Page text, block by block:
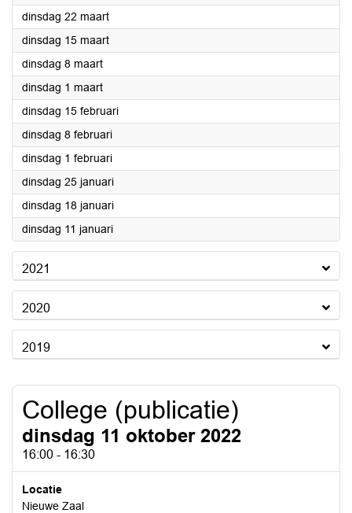
dinsdag 22 maart2022
dinsdag 15 maart2022
dinsdag 8 maart2022
dinsdag 1 maart2022
dinsdag 15 februari2022
dinsdag 8 februari2022
dinsdag 1 februari2022
dinsdag 25 januari2022
dinsdag 18 januari2022
dinsdag 11 januari2022
2021
2020
2019
College (publicatie)
dinsdag 11 oktober 2022
16:00 - 16:30
Locatie
Nieuwe Zaal